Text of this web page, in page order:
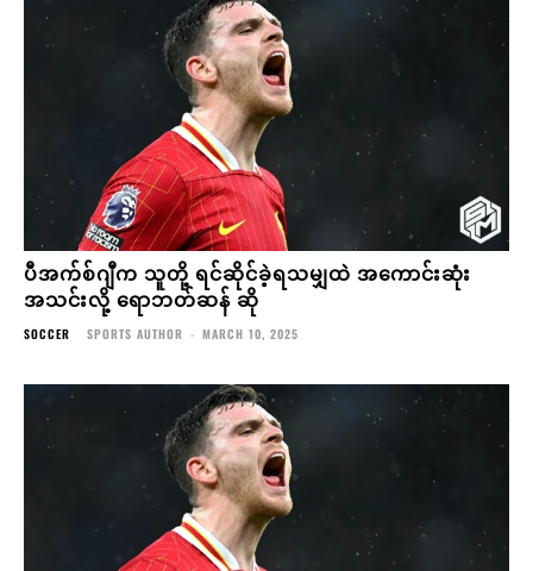
ပီအက်စ်ဂျီက သူတို့ ရင်ဆိုင်ခဲ့ရသမျှထဲ အကောင်းဆုံး
အသင်းလို့ ရောဘတ်ဆန် ဆို
SOCCER SPORTS AUTHOR - MARCH 10, 2025